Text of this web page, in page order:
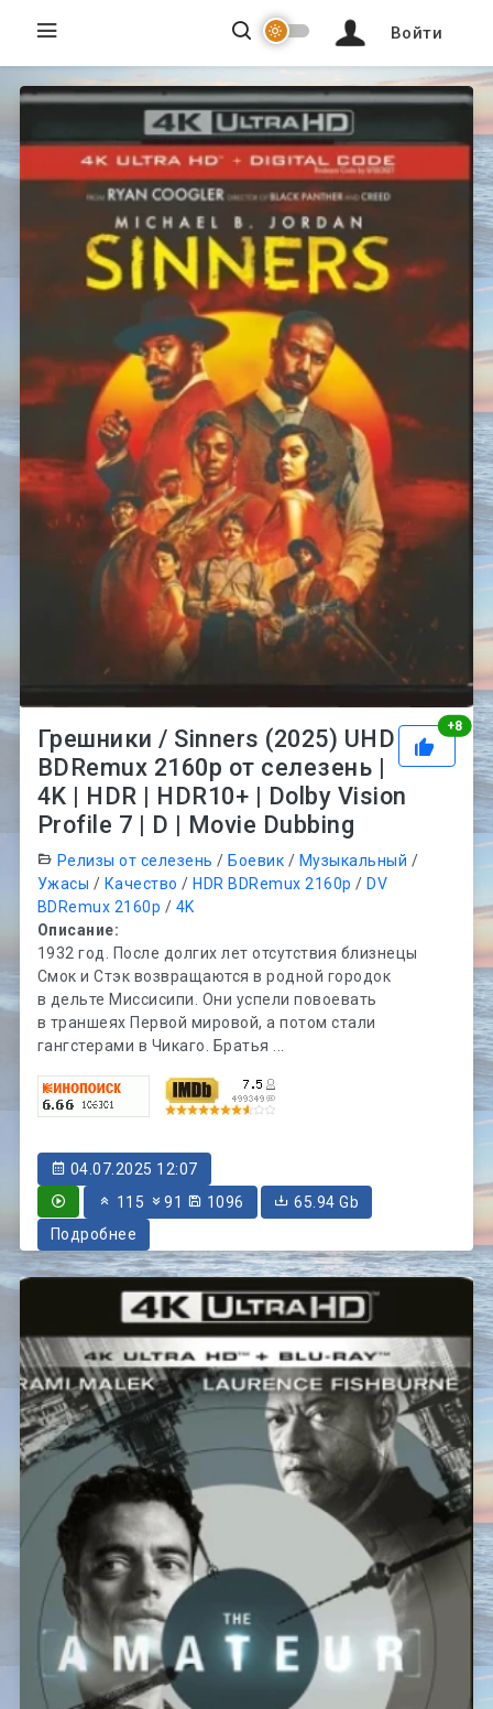
Войти
+8
Грешники / Sinners (2025) UHD
BDRemux 2160p от селезень |
4K | HDR | HDR10+ | Dolby Vision
Profile 7 | D | Movie Dubbing
Релизы от селезень / Боевик / Музыкальный /
Ужасы / Качество / HDR BDRemux 2160p / DV
BDRemux 2160p / 4K
Описание:
1932 год. После долгих лет отсутствия близнецы
Смок и Стэк возвращаются в родной городок
в дельте Миссисипи. Они успели повоевать
в траншеях Первой мировой, а потом стали
гангстерами в Чикаго. Братья ...
04.07.2025 12:07
115
91 1096
65.94 Gb
Подробнее